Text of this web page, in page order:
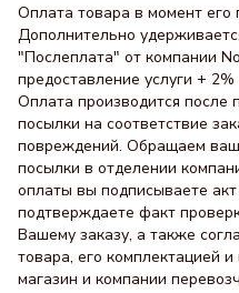
Оплата товара в момент его
Дополнительно
"Послеплата" от компании
предоставление услуги +
Оплата производится после
посылки на соответствие
повреждений. Обращаем
посылки в отделении
оплаты вы подписываете
подтверждаете факт
Вашему заказу, а также
товара, его комплектацией
магазин и компании